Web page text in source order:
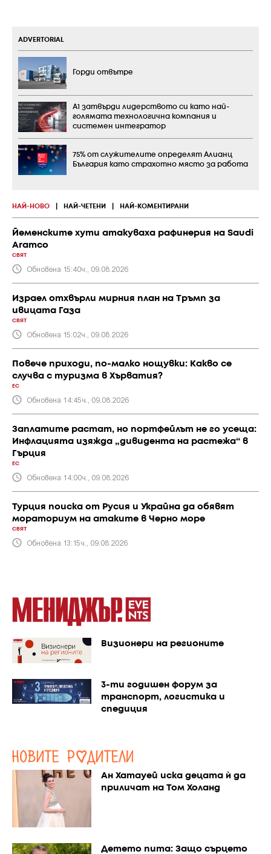
НАЙ-НОВО НАЙ-ЧЕТЕНИ НАЙ-КОМЕНТИРАНИ
Йеменските хути атакуваха рафинерия на Saudi
Aramco
СВЯТ
Обновена 15:40ч., 09.08.2026
Израел отхвърли мирния план на Тръмп за
ивицата Газа
СВЯТ
Обновена 15:02ч., 09.08.2026
Повече приходи, по-малко нощувки: Какво се
случва с туризма в Хърватия?
ЕС
Обновена 14:45ч., 09.08.2026
Заплатите растат, но портфейлът не го усеща:
Инфлацията изяжда „дивидента на растежа“ в
Гърция
ЕС
Обновена 14:00ч., 09.08.2026
Турция поиска от Русия и Украйна да обявят
мораториум на атаките в Черно море
СВЯТ
Обновена 13:15ч., 09.08.2026
ADVERTORIAL
Горди отвътре
А1 затвърди лидерството си като най-
голямата технологична компания и
системен интегратор
75% от служителите определят Алианц
България като страхотно място за работа
Визионери на регионите
3-ти годишен форум за
транспорт, логистика и
спедиция
Ан Хатауей иска децата ѝ да
приличат на Том Холанд
Детето пита: Защо сърцето